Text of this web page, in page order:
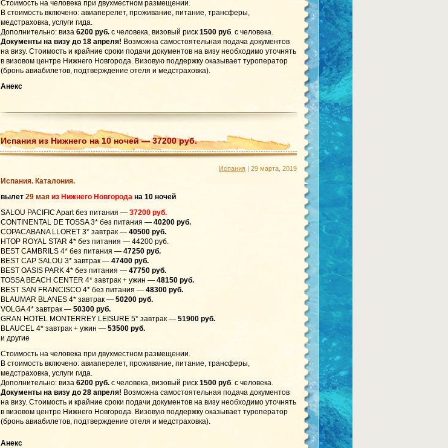
Стоимость на человека при двухместном размещении.
В стоимость включено: авиаперелет, проживание, питание, трансферы,
медстраховка, услуги гида.
Дополнительно: виза 6200 руб. с человека, визовый риск 1500 руб. с человека.
Документы на визу до 18 апреля! Возможна самостоятельная подача документов
на визу. Стоимость и крайние сроки подачи документов на визу необходимо уточнять
в визовом центре Нижнего Новгорода. Визовую поддержку оказывает туроператор
(бронь авиабилетов, подтверждение отеля и медстраховка).
Анекс
Испания из Нижнего на 10 ночей — 37200 руб.
Испания | 29 марта, 2019
Испания. Каталония.
вылет 29 мая из Нижнего Новгорода на 10 ночей
SALOU PACIFIC Apart без питания — 37200 руб.
CONTINENTAL DE TOSSA 3* без питания — 40200 руб.
COPACABANA LLORET 3* завтрак — 40500 руб.
HTOP ROYAL STAR 4* без питания — 44200 руб.
BEST CAMBRILS 4* без питания — 47250 руб.
BEST CAP SALOU 3* завтрак — 47400 руб.
BEST OASIS PARK 4* без питания — 47750 руб.
TOSSA BEACH CENTER 4* завтрак + ужин — 48150 руб.
BEST SAN FRANCISCO 4* без питания — 48300 руб.
BLAUMAR BLANES 4* завтрак — 50200 руб.
VOLGA 4* завтрак — 50300 руб.
GRAN HOTEL MONTERREY LEISURE 5* завтрак — 51900 руб.
BLAUCEL 4* завтрак + ужин — 53500 руб.
и другие
Стоимость на человека при двухместном размещении.
В стоимость включено: авиаперелет, проживание, питание, трансферы,
медстраховка, услуги гида.
Дополнительно: виза 6200 руб. с человека, визовый риск1500 руб. с человека.
Документы на визу до 28 апреля! Возможна самостоятельная подача документов
на визу. Стоимость и крайние сроки подачи документов на визу необходимо уточнять
в визовом центре Нижнего Новгорода. Визовую поддержку оказывает туроператор
(бронь авиабилетов, подтверждение отеля и медстраховка).
Анекс